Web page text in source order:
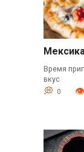
Время
вкус
0